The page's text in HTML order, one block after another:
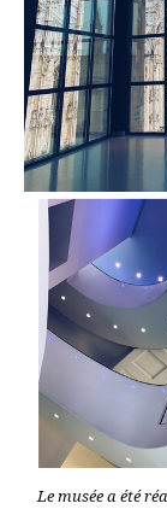
Le musée a été